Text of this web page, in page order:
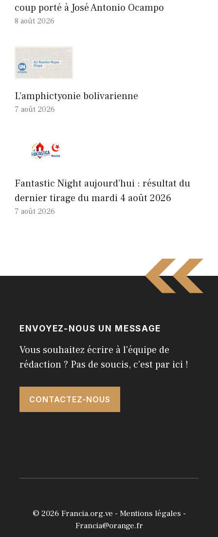
coup porté à José Antonio Ocampo
8 août 2026
L’amphictyonie bolivarienne
7 août 2026
Fantastic Night aujourd’hui : résultat du
dernier tirage du mardi 4 août 2026
7 août 2026
ENVOYEZ-NOUS UN MESSAGE
Vous souhaitez écrire à l'équipe de
rédaction ? Pas de soucis, c'est par ici !
CONTACTEZ-NOUS
© 2026 Francia.org.ve - Mentions légales -
Francia@orange.fr